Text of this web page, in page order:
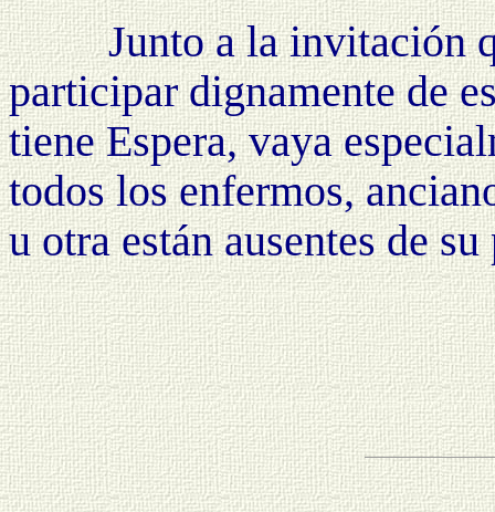
Junto a la invitación
participar dignamente de
tiene Espera, vaya
todos los enfermos,
u otra están ausentes de